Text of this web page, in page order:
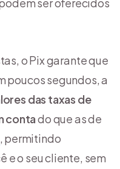
o Pix garante que
poucos segundos, a
das taxas de
contado que as de
, permitindo
e o seu cliente, sem